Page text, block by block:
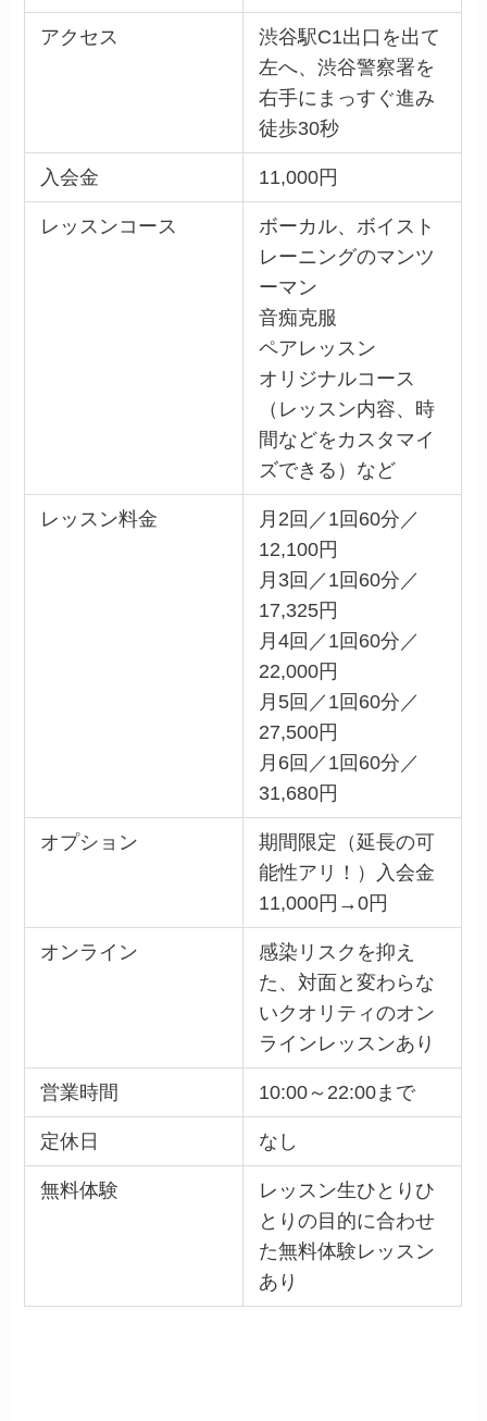
アクセス
渋谷駅C1出口を出て
左へ、渋谷警察署を
右手にまっすぐ進み
徒歩30秒
入会金 11,000円
レッスンコース
ボーカル、ボイスト
レーニングのマンツ
ーマン
音痴克服
ペアレッスン
オリジナルコース
（レッスン内容、時
間などをカスタマイ
ズできる）など
レッスン料金
月2回／1回60分／
12,100円
月3回／1回60分／
17,325円
月4回／1回60分／
22,000円
月5回／1回60分／
27,500円
月6回／1回60分／
31,680円
オプション
期間限定（延長の可
能性アリ！）入会金
11,000円→0円
オンライン
感染リスクを抑え
た、対面と変わらな
いクオリティのオン
ラインレッスンあり
営業時間 10:00～22:00まで
定休日 なし
無料体験
レッスン生ひとりひ
とりの目的に合わせ
た無料体験レッスン
あり